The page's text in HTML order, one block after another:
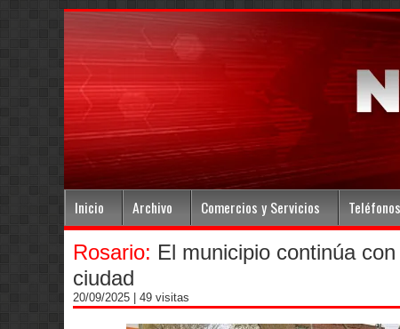
Inicio Archivo Comercios y Servicios Teléfonos
Rosario: El municipio continúa
ciudad
20/09/2025 | 49 visitas